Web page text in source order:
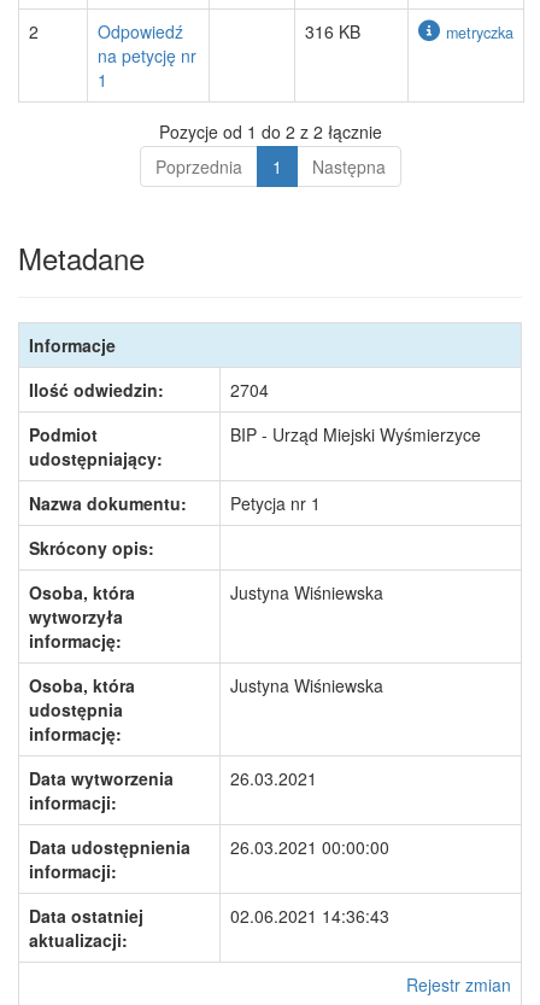
2
Odpowiedź
na petycję nr
1
316 KB metryczka
Pozycje od 1 do 2 z 2 łącznie
Poprzednia
1 Następna
Metadane
Informacje
Ilość odwiedzin:
2704
Podmiot
udostępniający:
BIP - Urząd Miejski Wyśmierzyce
Nazwa dokumentu:
Petycja nr 1
Skrócony opis:
Osoba, która
wytworzyła
informację:
Justyna Wiśniewska
Osoba, która
udostępnia
informację:
Justyna Wiśniewska
Data wytworzenia
informacji:
26.03.2021
Data udostępnienia
informacji:
26.03.2021 00:00:00
Data ostatniej
aktualizacji:
02.06.2021 14:36:43
Rejestr zmian